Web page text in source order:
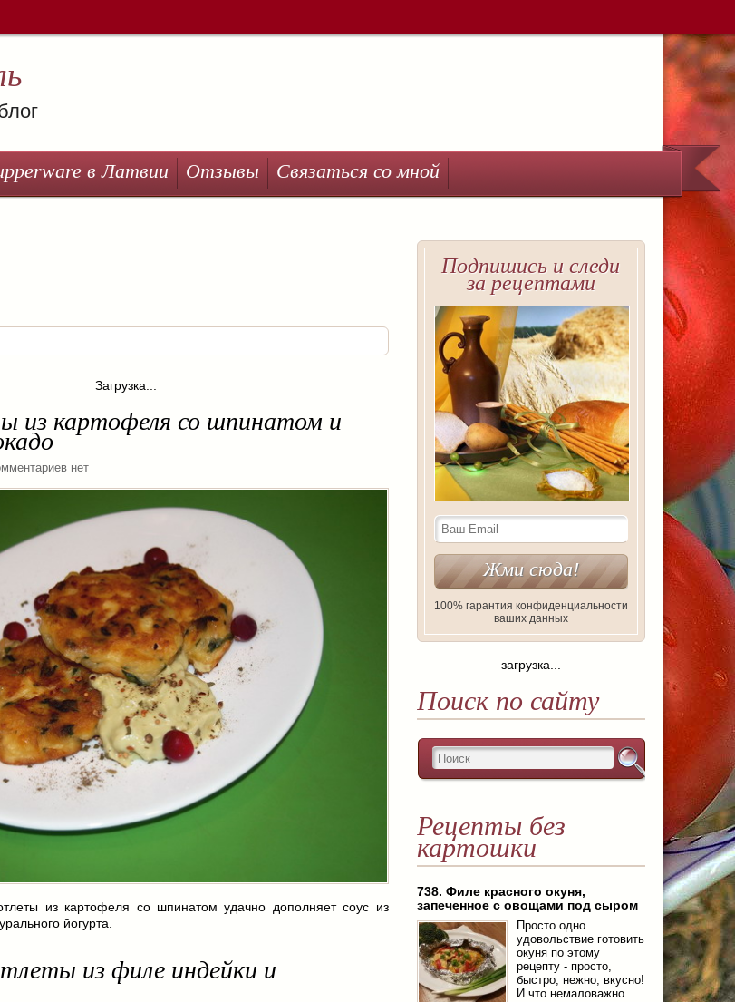
в Латвии Отзывы Связаться со мной
Загрузка...
из картофеля со шпинатом и
нет
из картофеля со шпинатом удачно дополняет соус из
йогурта.
из филе индейки и
Подпишись и следи
за рецептами
100% гарантия конфиденциальности
ваших данных
загрузка...
Поиск по сайту
Рецепты без
картошки
738. Филе красного окуня,
запеченное с овощами под сыром
Просто одно
удовольствие готовить
окуня по этому
рецепту - просто,
быстро, нежно, вкусно!
И что немаловажно ...